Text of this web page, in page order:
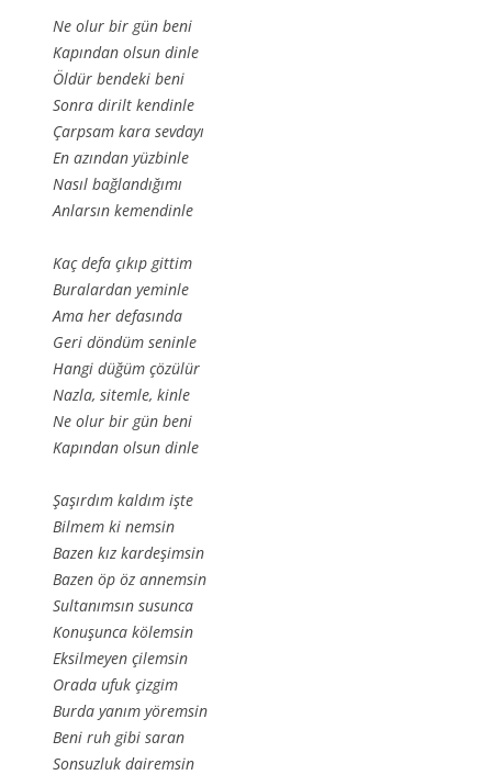
Ne olur bir gün beni
Kapından olsun dinle
Öldür bendeki beni
Sonra dirilt kendinle
Çarpsam kara sevdayı
En azından yüzbinle
Nasıl bağlandığımı
Anlarsın kemendinle
Kaç defa çıkıp gittim
Buralardan yeminle
Ama her defasında
Geri döndüm seninle
Hangi düğüm çözülür
Nazla, sitemle, kinle
Ne olur bir gün beni
Kapından olsun dinle
Şaşırdım kaldım işte
Bilmem ki nemsin
Bazen kız kardeşimsin
Bazen öp öz annemsin
Sultanımsın susunca
Konuşunca kölemsin
Eksilmeyen çilemsin
Orada ufuk çizgim
Burda yanım yöremsin
Beni ruh gibi saran
Sonsuzluk dairemsin